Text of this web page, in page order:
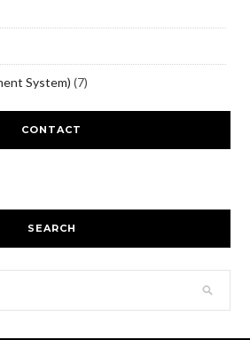
System) (7)
CONTACT
SEARCH